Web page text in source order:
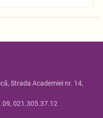
Strada Academiei nr. 14,
021.305.37.12